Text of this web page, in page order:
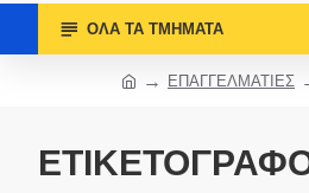
ΌΛΑ ΤΑ ΤΜΉΜΑΤΑ
ΕΠΑΓΓΕΛΜΑΤΙΕΣ